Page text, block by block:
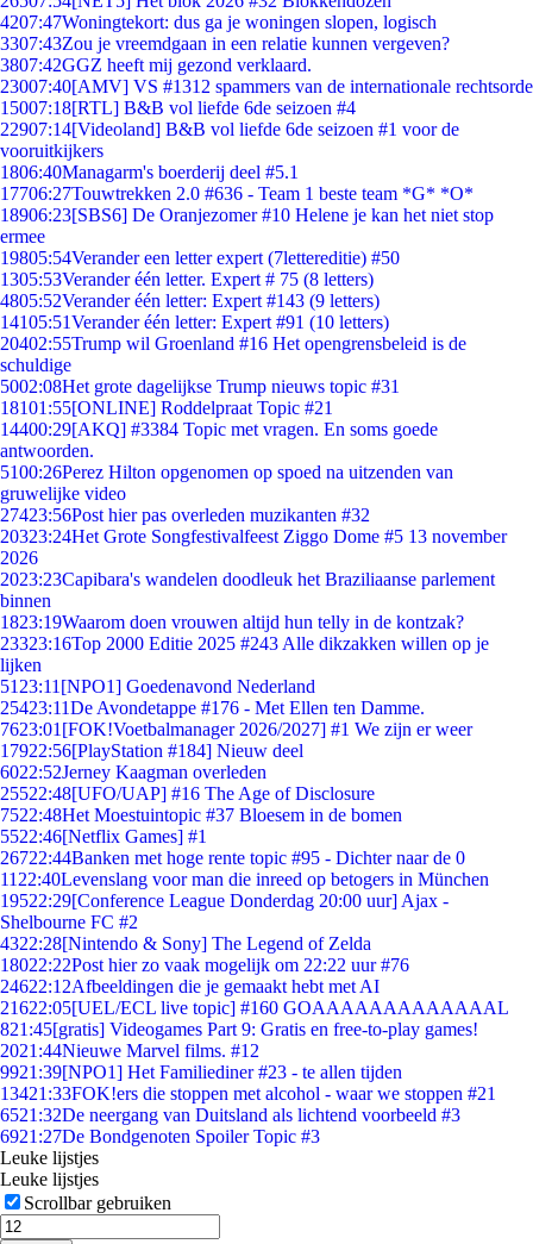
4207:47Woningtekort: dus ga je woningen slopen, logisch
3307:43Zou je vreemdgaan in een relatie kunnen vergeven?
3807:42GGZ heeft mij gezond verklaard.
23007:40[AMV] VS #1312 spammers van de internationale rechtsorde
15007:18[RTL] B&B vol liefde 6de seizoen #4
22907:14[Videoland] B&B vol liefde 6de seizoen #1 voor de
vooruitkijkers
1806:40Managarm's boerderij deel #5.1
17706:27Touwtrekken 2.0 #636 - Team 1 beste team *G* *O*
18906:23[SBS6] De Oranjezomer #10 Helene je kan het niet stop
ermee
19805:54Verander een letter expert (7lettereditie) #50
1305:53Verander één letter. Expert # 75 (8 letters)
4805:52Verander één letter: Expert #143 (9 letters)
14105:51Verander één letter: Expert #91 (10 letters)
20402:55Trump wil Groenland #16 Het opengrensbeleid is de
schuldige
5002:08Het grote dagelijkse Trump nieuws topic #31
18101:55[ONLINE] Roddelpraat Topic #21
14400:29[AKQ] #3384 Topic met vragen. En soms goede
antwoorden.
5100:26Perez Hilton opgenomen op spoed na uitzenden van
gruwelijke video
27423:56Post hier pas overleden muzikanten #32
20323:24Het Grote Songfestivalfeest Ziggo Dome #5 13 november
2026
2023:23Capibara's wandelen doodleuk het Braziliaanse parlement
binnen
1823:19Waarom doen vrouwen altijd hun telly in de kontzak?
23323:16Top 2000 Editie 2025 #243 Alle dikzakken willen op je
lijken
51 23:11 [NPO1] Goedenavond Nederland
25423:11De Avondetappe #176 - Met Ellen ten Damme.
7623:01 [FOK!Voetbalmanager 2026/2027] #1 We zijn er weer
17922:56[PlayStation #184] Nieuw deel
6022:52Jerney Kaagman overleden
25522:48[UFO/UAP] #16 The Age of Disclosure
7522:48Het Moestuintopic #37 Bloesem in de bomen
5522:46[Netflix Games] #1
26722:44Banken met hoge rente topic #95 - Dichter naar de 0
11 22:40Levenslang voor man die inreed op betogers in München
19522:29[Conference League Donderdag 20:00 uur] Ajax -
Shelbourne FC #2
4322:28[Nintendo & Sony] The Legend of Zelda
18022:22Post hier zo vaak mogelijk om 22:22 uur #76
24622:12Afbeeldingen die je gemaakt hebt met AI
21622:05[UEL/ECL live topic] #160 GOAAAAAAAAAAAAAL
821:45[gratis] Videogames Part 9: Gratis en free-to-play games!
2021:44Nieuwe Marvel films. #12
9921:39[NPO1] Het Familiediner #23 - te allen tijden
13421:33FOK!ers die stoppen met alcohol - waar we stoppen #21
6521:32De neergang van Duitsland als lichtend voorbeeld #3
6921:27De Bondgenoten Spoiler Topic #3
Leuke lijstjes
Leuke lijstjes
Scrollbar gebruiken